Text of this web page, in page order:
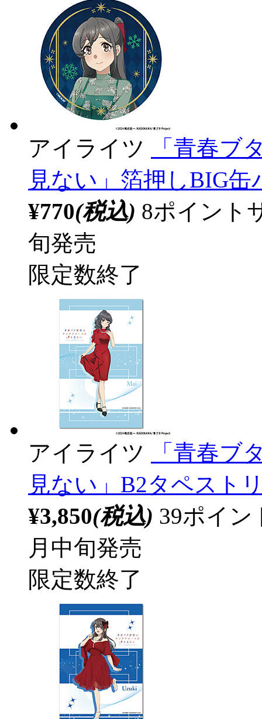
アイライツ
「青春ブ
見ない」箔押しBIG
¥770(税込) 8ポイント
旬発売
限定数終了
アイライツ
「青春ブ
見ない」B2タペスト
¥3,850(税込) 39ポイ
月中旬発売
限定数終了